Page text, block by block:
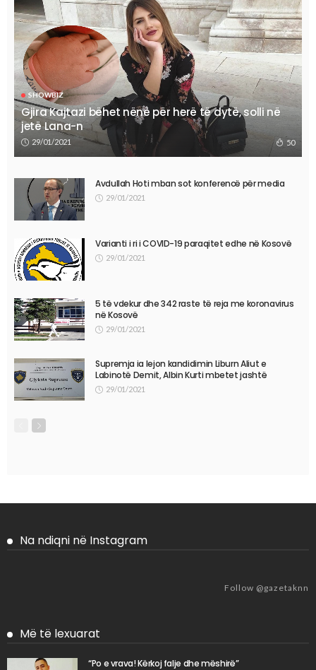
SHOWBIZ
Gjira Kajtazi bëhet nënë për herë të dytë, solli në
jetë Lana-n
29/01/2021 50
Avdullah Hoti mban sot konferencë për media
29/01/2021
Varianti i ri i COVID-19 paraqitet edhe në Kosovë
29/01/2021
5 të vdekur dhe 342 raste të reja me koronavirus
në Kosovë
29/01/2021
Supremja ia lejon kandidimin Liburn Aliut e
Labinotë Demit, Albin Kurti mbetet jashtë
29/01/2021
Na ndiqni në Instagram
Follow @gazetaknn
Më të lexuarat
“Po e vrava! Kërkoj falje dhe mëshirë”